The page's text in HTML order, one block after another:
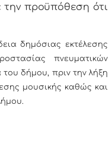
την προϋπόθεση ότι
δημόσιας εκτέλεσης
πνευματικών
δήμου, πριν την λήξη
μουσικής καθώς και